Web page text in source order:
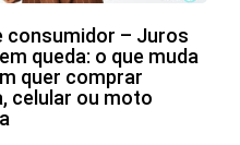
consumidor – Juros
queda: o que muda
quer comprar
celular ou moto